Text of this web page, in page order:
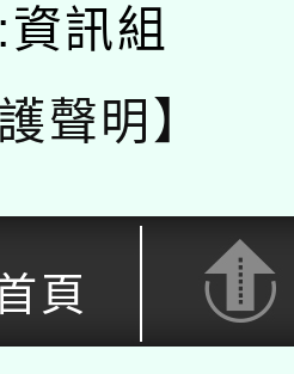
訊組
聲明】
頁